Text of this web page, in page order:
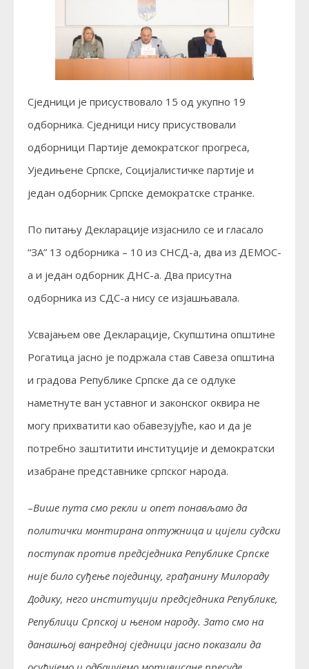
Сједници је присуствовало 15 од укупно 19
одборника. Сједници нису присуствовали
одборници Партије демократског прогреса,
Уједињене Српске, Социјалистичке партије и
један одборник Српске демократске странке.
По питању Декларације изјаснило се и гласало
“ЗА” 13 одборника – 10 из СНСД-а, два из ДЕМОС-
а и један одборник ДНС-а. Два присутна
одборника из СДС-а нису се изјашњавала.
Усвајањем ове Декларације, Скупштина општине
Рогатица јасно је подржала став Савеза општина
и градова Републике Српске да се одлуке
наметнуте ван уставног и законског оквира не
могу прихватити као обавезујуће, као и да је
потребно заштитити институције и демократски
изабране представнике српског народа.
–Више пута смо рекли и опет понављамо да
политички монтирана оптужница и цијели судски
поступак против предсједника Републике Српске
није било суђење појединцу, грађанину Милораду
Додику, него институцији предсједника Републике,
Републици Српској и њеном народу. Зато смо на
данашњој ванредној сједници јасно показали да